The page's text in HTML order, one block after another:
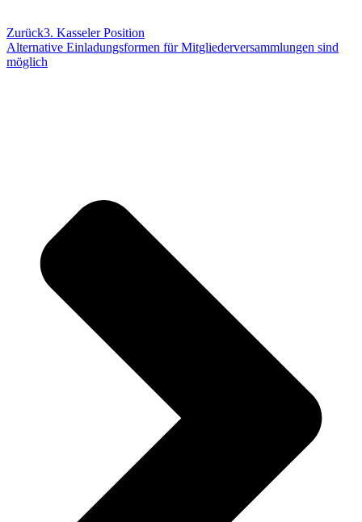
Zurück3. Kasseler Position
Alternative Einladungsformen für Mitgliederversammlungen sind
möglich